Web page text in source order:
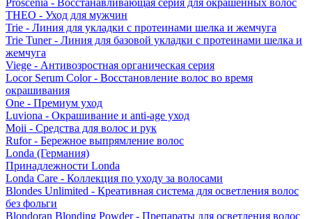
Proscenia - Восстанавливающая серия для окрашенных волос
THEO - Уход для мужчин
Trie - Линия для укладки с протеинами шелка и жемчуга
Trie Tuner - Линия для базовой укладки с протеинами шелка и
жемчуга
Viege - Антивозростная органическая серия
Locor Serum Color - Восстановление волос во время
окрашивания
One - Премиум уход
Luviona - Окрашивание и anti-age уход
Moii - Средства для волос и рук
Rufor - Бережное выпрямление волос
Londa (Германия)
Принадлежности Londa
Londa Care - Коллекция по уходу за волосами
Blondes Unlimited - Креативная система для осветления волос
без фольги
Blondoran Blonding Powder - Препараты для осветления волос